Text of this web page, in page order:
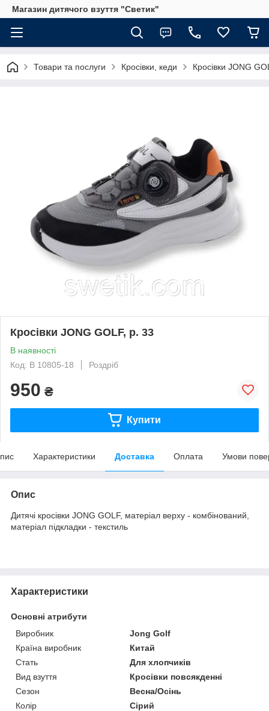
Магазин дитячого взуття "Светик"
Товари та послуги Кросівки, кеди Кросівки JONG
Кросівки JONG GOLF, р. 33
В наявності
Код: В 10805-18
Роздріб
950 ₴
Купити
Характеристики Доставка Оплата Умови
Опис
Дитячі кросівки JONG GOLF, матеріал верху - комбінований,
матеріал підкладки - текстиль
Характеристики
Основні атрибути
Виробник
Jong Golf
Країна виробник
Китай
Стать
Для хлопчиків
Вид взуття
Кросівки повсякденні
Сезон
Весна/Осінь
Колір
Сірий